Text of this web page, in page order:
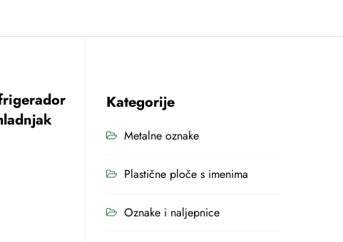
Kategorije
Metalne oznake
Plastične ploče s imenima
Oznake i naljepnice